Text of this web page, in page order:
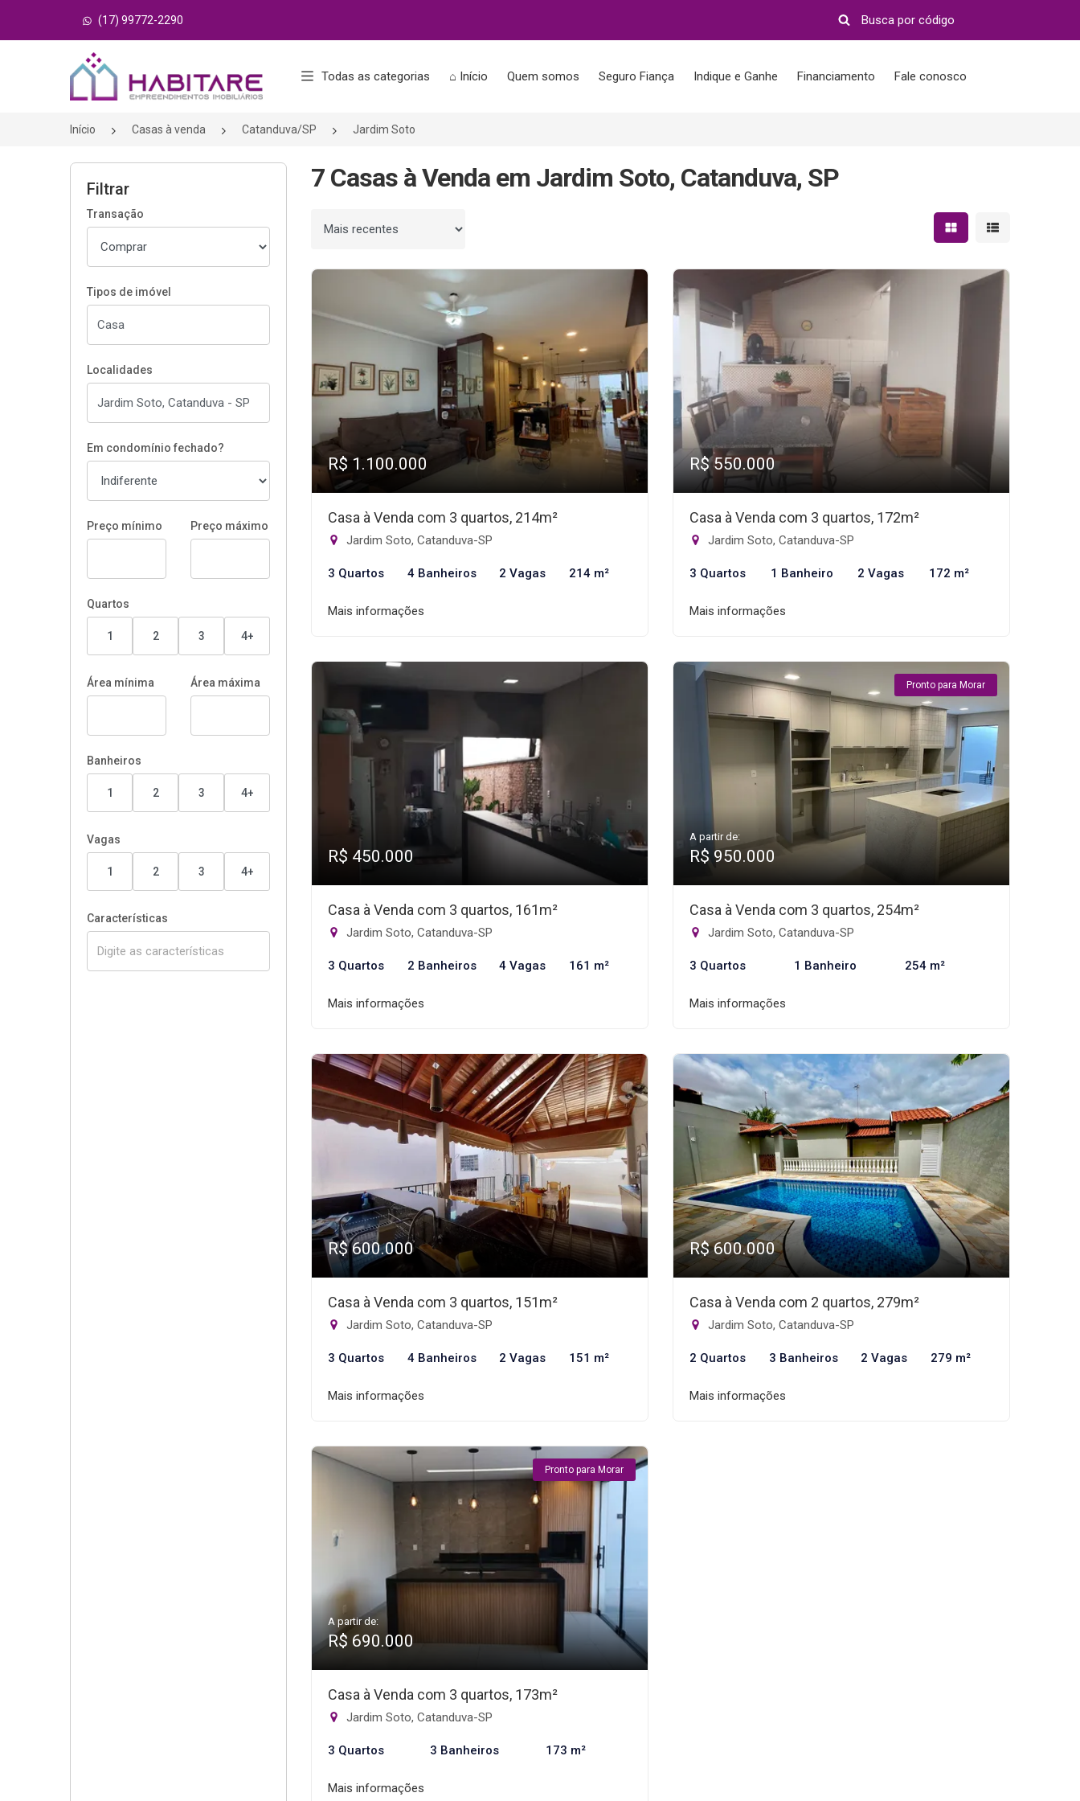
(17) 99772-2290
Página inicial
Todas as categorias ⌂ Início Quem somos Seguro Fiança Indique e Ganhe Financiamento Fale conosco
Início Casas à venda Catanduva/SP Jardim Soto
Filtrar
Transação
Tipos de imóvel
Localidades
Em condomínio fechado?
Preço mínimo Preço máximo
Quartos
1 2 3 4+
Área mínima Área máxima
Banheiros
1 2 3 4+
Vagas
1 2 3 4+
Características
7 Casas à Venda em Jardim Soto, Catanduva, SP
Ordenar por Mostrar resultados em
Mostrar
R$ 1.100.000
Casa à Venda com 3 quartos, 214m²
Jardim Soto, Catanduva-SP
3 Quartos 4 Banheiros 2 Vagas 214 m²
Mais informações
R$ 550.000
Casa à Venda com 3 quartos, 172m²
Jardim Soto, Catanduva-SP
3 Quartos 1 Banheiro 2 Vagas 172 m²
Mais informações
R$ 450.000
Casa à Venda com 3 quartos, 161m²
Jardim Soto, Catanduva-SP
3 Quartos 2 Banheiros 4 Vagas 161 m²
Mais informações
Pronto para Morar
A partir de:
R$ 950.000
Casa à Venda com 3 quartos, 254m²
Jardim Soto, Catanduva-SP
3 Quartos 1 Banheiro 254 m²
Mais informações
R$ 600.000
Casa à Venda com 3 quartos, 151m²
Jardim Soto, Catanduva-SP
3 Quartos 4 Banheiros 2 Vagas 151 m²
Mais informações
R$ 600.000
Casa à Venda com 2 quartos, 279m²
Jardim Soto, Catanduva-SP
2 Quartos 3 Banheiros 2 Vagas 279 m²
Mais informações
Pronto para Morar
A partir de:
R$ 690.000
Casa à Venda com 3 quartos, 173m²
Jardim Soto, Catanduva-SP
3 Quartos 3 Banheiros 173 m²
Mais informações